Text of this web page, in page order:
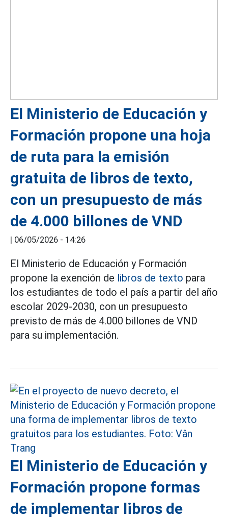
El Ministerio de Educación y
Formación propone una hoja
de ruta para la emisión
gratuita de libros de texto,
con un presupuesto de más
de 4.000 billones de VND
| 06/05/2026 - 14:26
El Ministerio de Educación y Formación
propone la exención de libros de texto para
los estudiantes de todo el país a partir del año
escolar 2029-2030, con un presupuesto
previsto de más de 4.000 billones de VND
para su implementación.
El Ministerio de Educación y
Formación propone formas
de implementar libros de